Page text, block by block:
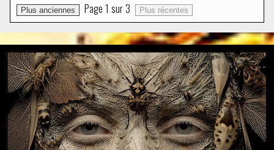
Plus anciennes Page 1 sur3 Plus récentes